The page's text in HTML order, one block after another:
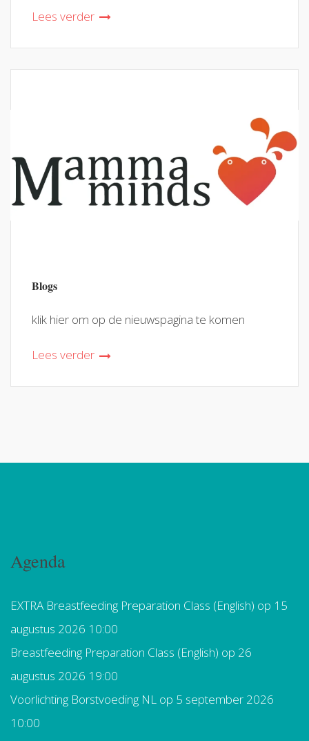
Lees verder
Blogs
klik hier om op de nieuwspagina te komen
Lees verder
Agenda
EXTRA Breastfeeding Preparation Class (English) op 15
augustus 2026 10:00
Breastfeeding Preparation Class (English) op 26
augustus 2026 19:00
Voorlichting Borstvoeding NL op 5 september 2026
10:00